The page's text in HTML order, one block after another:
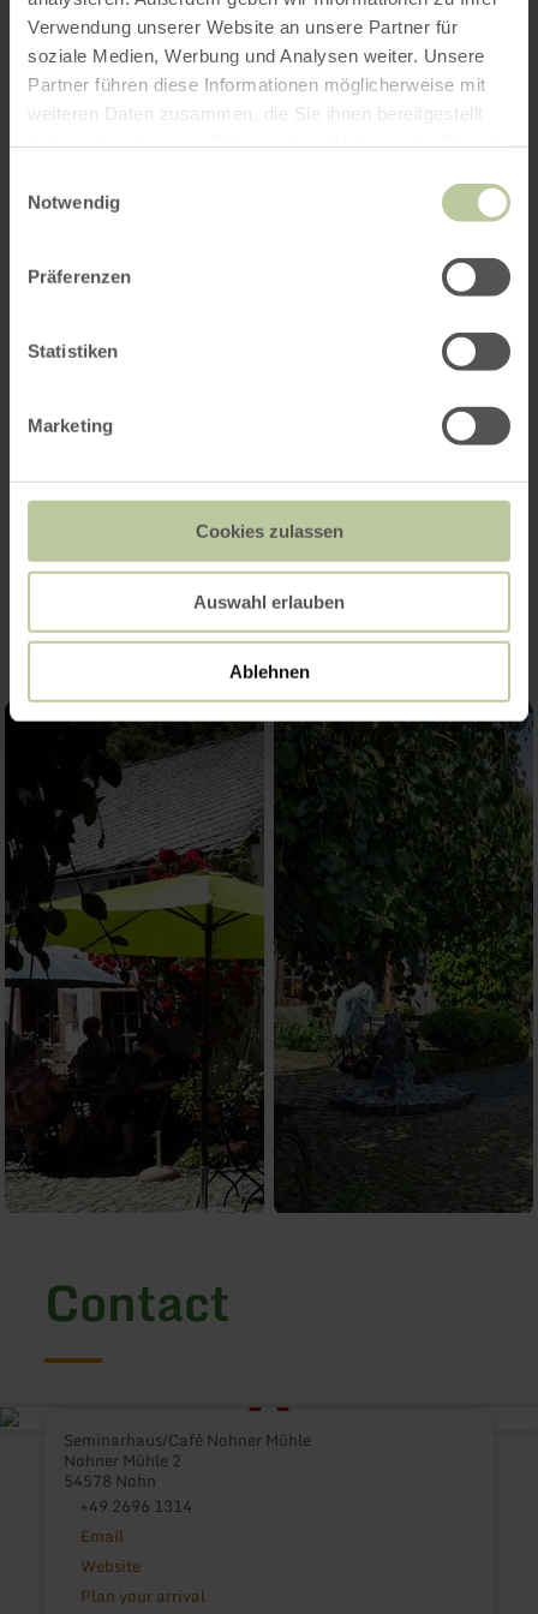
Verwendung unserer Website an unsere Partner für
soziale Medien, Werbung und Analysen weiter. Unsere
Partner führen diese Informationen möglicherweise mit
weiteren Daten zusammen, die Sie ihnen bereitgestellt
Notwendig
Präferenzen
Statistiken
Marketing
Cookies zulassen
Auswahl erlauben
Ablehnen
Further
information
Opening hours
Features / Special features
Categories
Seating capacity
Impressions
Contact
Seminarhaus/Café Nohner Mühle
Nohner Mühle 2
54578 Nohn
+49 2696 1314
Email
Website
Plan your arrival